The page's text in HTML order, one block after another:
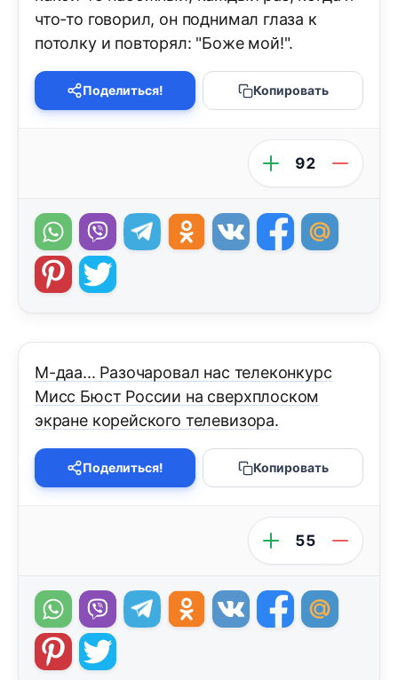
что-то говорил, он поднимал глаза к
потолку и повторял: "Боже мой!".
Поделиться! Копировать
92
М-даа... Разочаровал нас телеконкурс
Мисс Бюст России на сверхплоском
экране корейского телевизора.
Поделиться! Копировать
55